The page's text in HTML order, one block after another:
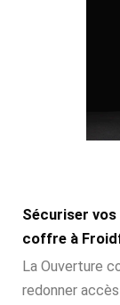
Sécuriser
coffre à
La Ouverture
redonner